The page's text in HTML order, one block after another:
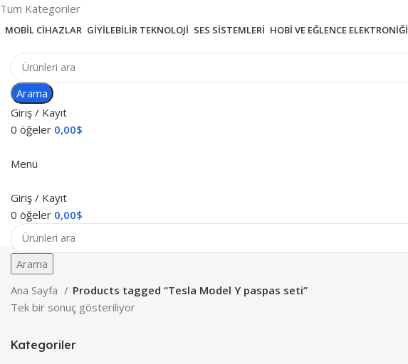
Tüm Kategoriler
MOBIL CIHAZLAR GIYILEBILIR TEKNOLOJI SES SISTEMLERI HOBI VE EĞLENCE ELEKTRONIĞI
Arama
Giriş / Kayıt
0 öğeler 0,00$
Menü
Giriş / Kayıt
0 öğeler 0,00$
Arama
Ana Sayfa
Products tagged “Tesla Model Y paspas seti”
Tek bir sonuç gösteriliyor
Kategoriler